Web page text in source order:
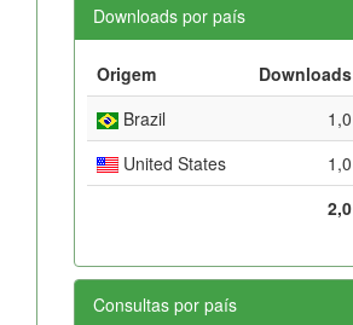
Downloads por país
Origem Downloads
Brazil
1,0
United States
1,0
2,0
Consultas por país